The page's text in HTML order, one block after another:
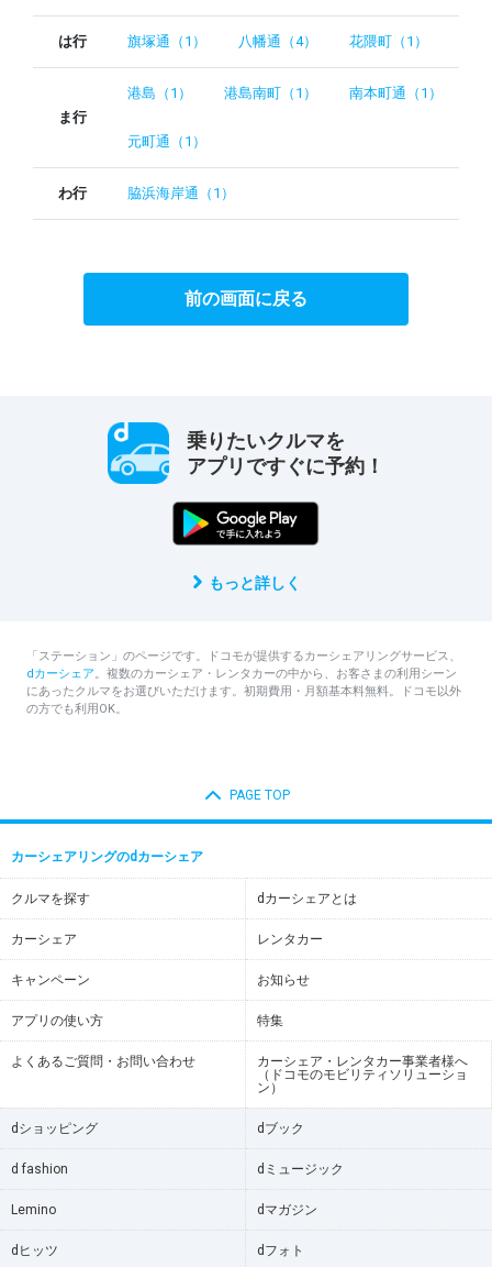
は行 旗塚通（1） 八幡通（4） 花隈町（1）
ま行
港島（1） 港島南町（1） 南本町通（1）
元町通（1）
わ行 脇浜海岸通（1）
前の画面に戻る
乗りたいクルマを
アプリですぐに予約！
もっと詳しく
「ステーション」のページです。ドコモが提供するカーシェアリングサービス、
dカーシェア。複数のカーシェア・レンタカーの中から、お客さまの利用シーン
にあったクルマをお選びいただけます。初期費用・月額基本料無料。ドコモ以外
の方でも利用OK。
PAGE TOP
カーシェアリングのdカーシェア
クルマを探す dカーシェアとは
カーシェア レンタカー
キャンペーン お知らせ
アプリの使い方 特集
よくあるご質問・お問い合わせ
カーシェア・レンタカー事業者様へ
（ドコモのモビリティソリューショ
ン）
dショッピング dブック
d fashion dミュージック
Lemino dマガジン
dヒッツ dフォト